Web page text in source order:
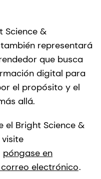
Science &
representará
que busca
digital para
el propósito y el
allá.
el Bright Science &
visite
póngase en
electrónico.